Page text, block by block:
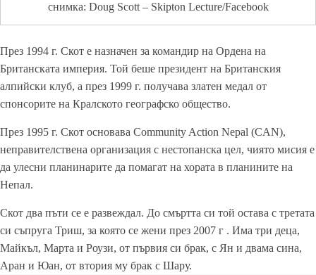
снимка: Doug Scott – Skipton Lecture/Facebook
През 1994 г. Скот е назначен за командир на Ордена на
Британската империя. Той беше президент на Британския
алпийски клуб, а през 1999 г. получава златен медал от
спонсорите на Кралското географско общество.
През 1995 г. Скот основава Community Action Nepal (CAN),
неправителствена организация с нестопанска цел, чиято мисия е
да улесни планинарите да помагат на хората в планините на
Непал.
Скот два пъти се е развеждал. До смъртта си той остава с третата
си съпруга Триш, за която се жени през 2007 г . Има три деца,
Майкъл, Марта и Роузи, от първия си брак, с Ян и двама сина,
Аран и Юан, от втория му брак с Шару.